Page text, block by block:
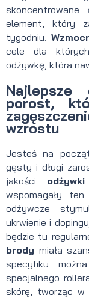
skoncentrowane
element, który
tygodniu.
cele dla
odżywkę, która
porost,
wzrostu
Jesteś na
gęsty i długi
jakości
wspomagały
odżywcze
ukrwienie i
będzie tu
brody miała
specyfiku
specjalnego
skórę, tworząc w